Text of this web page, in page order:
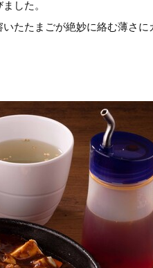
した。
たたまごが絶妙に絡む薄さ